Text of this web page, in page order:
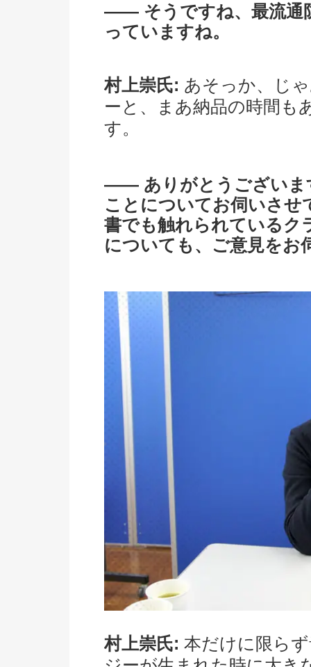
―― そうですね、最流通
っていますね。
村上崇氏: あそっか、じ
ーと、まあ納品の時間も
す。
―― ありがとうございま
ことについてお伺いさせ
書でも触れられているク
についても、ご意見をお
村上崇氏: 本だけに限ら